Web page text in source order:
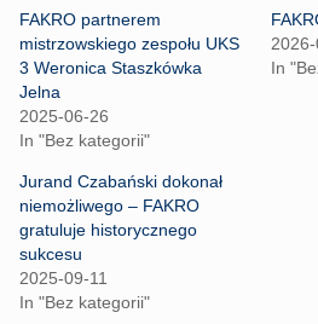
h
a
r
e
o
T
w
i
e
r
(
O
p
e
n
s
i
h
a
r
e
o
c
o
o
k
(
n
s
FAKRO partnerem
mistrzowskiego zespołu UKS
3 Weronica Staszkówka
Jelna
2025-06-26
In "Bez kategorii"
In
Jurand Czabański dokonał
niemożliwego – FAKRO
gratuluje historycznego
sukcesu
2025-09-11
In "Bez kategorii"